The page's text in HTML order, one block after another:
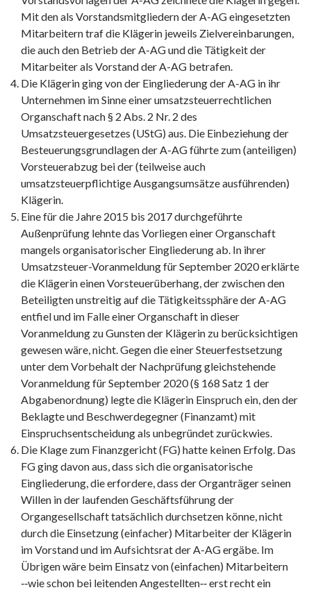
Mit den als Vorstandsmitgliedern der A-AG eingesetzten
Mitarbeitern traf die Klägerin jeweils Zielvereinbarungen,
die auch den Betrieb der A-AG und die Tätigkeit der
Mitarbeiter als Vorstand der A-AG betrafen.
Die Klägerin ging von der Eingliederung der A-AG in ihr
Unternehmen im Sinne einer umsatzsteuerrechtlichen
Organschaft nach § 2 Abs. 2 Nr. 2 des
Umsatzsteuergesetzes (UStG) aus. Die Einbeziehung der
Besteuerungsgrundlagen der A-AG führte zum (anteiligen)
Vorsteuerabzug bei der (teilweise auch
umsatzsteuerpflichtige Ausgangsumsätze ausführenden)
Klägerin.
Eine für die Jahre 2015 bis 2017 durchgeführte
Außenprüfung lehnte das Vorliegen einer Organschaft
mangels organisatorischer Eingliederung ab. In ihrer
Umsatzsteuer-Voranmeldung für September 2020 erklärte
die Klägerin einen Vorsteuerüberhang, der zwischen den
Beteiligten unstreitig auf die Tätigkeitssphäre der A-AG
entfiel und im Falle einer Organschaft in dieser
Voranmeldung zu Gunsten der Klägerin zu berücksichtigen
gewesen wäre, nicht. Gegen die einer Steuerfestsetzung
unter dem Vorbehalt der Nachprüfung gleichstehende
Voranmeldung für September 2020 (§ 168 Satz 1 der
Abgabenordnung) legte die Klägerin Einspruch ein, den der
Beklagte und Beschwerdegegner (Finanzamt) mit
Einspruchsentscheidung als unbegründet zurückwies.
Die Klage zum Finanzgericht (FG) hatte keinen Erfolg. Das
FG ging davon aus, dass sich die organisatorische
Eingliederung, die erfordere, dass der Organträger seinen
Willen in der laufenden Geschäftsführung der
Organgesellschaft tatsächlich durchsetzen könne, nicht
durch die Einsetzung (einfacher) Mitarbeiter der Klägerin
im Vorstand und im Aufsichtsrat der A-AG ergäbe. Im
Übrigen wäre beim Einsatz von (einfachen) Mitarbeitern
‑‑wie schon bei leitenden Angestellten‑‑ erst recht ein